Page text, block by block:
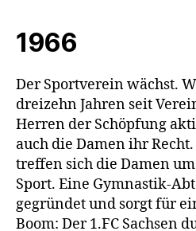
1966
Der Sportverein wächst.
dreizehn Jahren seit
Herren der Schöpfung
auch die Damen ihr
treffen sich die Damen
Sport. Eine Gymnastik-
gegründet und sorgt für
Boom: Der 1.FC Sachsen